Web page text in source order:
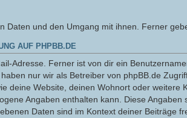
Daten und den Umgang mit ihnen. Ferner
AUF PHPBB.DE
Adresse. Ferner ist von dir ein
nur wir als Betreiber von phpBB.de
deine Website, deinen Wohnort oder
Angaben enthalten kann. Diese
Daten sind im Kontext deiner Beiträge